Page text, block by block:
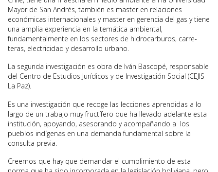
Mayor de San Andrés, también es master en relaciones
económicas internacionales y master en gerencia del gas y tiene
una amplia experiencia en la temática ambiental,
fundamentalmente en los sectores de hidrocarburos, carre-
teras, electricidad y desarrollo urbano.
La segunda investigación es obra de Iván Bascopé, responsable
del Centro de Estudios Jurídicos y de Investigación Social (CEJIS-
La Paz).
Es una investigación que recoge las lecciones aprendidas a lo
largo de un trabajo muy fructífero que ha llevado adelante esta
institución, apoyando, asesorando y acompañando a los
pueblos indígenas en una demanda fundamental sobre la
consulta previa.
Creemos que hay que demandar el cumplimiento de esta